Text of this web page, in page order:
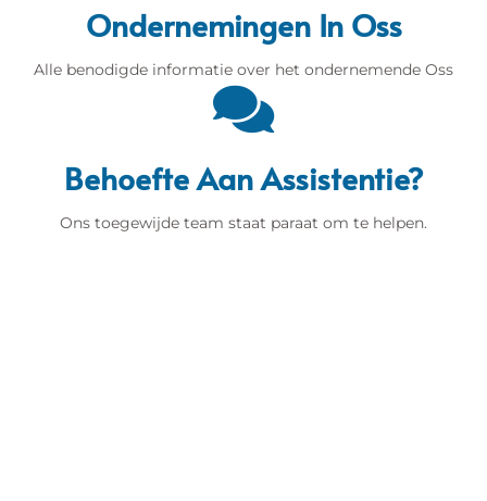
Ondernemingen In Oss
Alle benodigde informatie over het ondernemende Oss
Behoefte Aan Assistentie?
Ons toegewijde team staat paraat om te helpen.